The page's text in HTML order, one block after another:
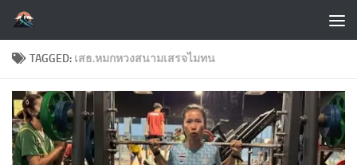
Skip to content
TAGGED: เสธ.หมกหวงสนามเสรจไมทน